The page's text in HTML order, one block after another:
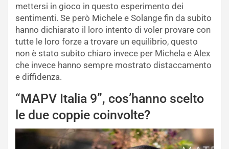
mettersi in gioco in questo esperimento dei
sentimenti. Se però Michele e Solange fin da subito
hanno dichiarato il loro intento di voler provare con
tutte le loro forze a trovare un equilibrio, questo
non è stato subito chiaro invece per Michela e Alex
che invece hanno sempre mostrato distaccamento
e diffidenza.
“MAPV Italia 9”, cos’hanno scelto
le due coppie coinvolte?